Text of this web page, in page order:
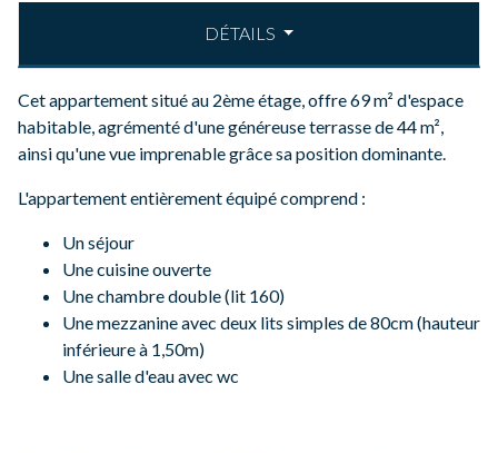
DÉTAILS
Cet appartement situé au 2ème étage, offre 69 m² d'espace
habitable, agrémenté d'une généreuse terrasse de 44 m²,
ainsi qu'une vue imprenable grâce sa position dominante.
L'appartement entièrement équipé comprend :
Un séjour
Une cuisine ouverte
Une chambre double (lit 160)
Une mezzanine avec deux lits simples de 80cm (hauteur
inférieure à 1,50m)
Une salle d'eau avec wc